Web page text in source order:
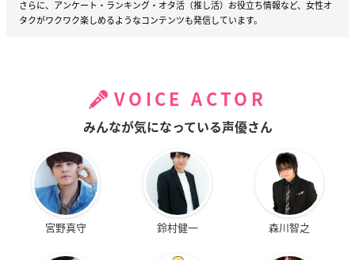
さらに、アンケート・ランキング・オタ活（推し活）お役立ち情報など、女性オ
タクがワクワク楽しめるようなコンテンツも発信しています。
VOICE ACTOR
みんなが気になっている声優さん
宮野真守 鈴村健一 森川智之